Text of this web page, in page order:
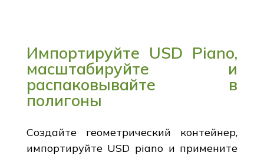
Импортируйте USD Piano,
масштабируйте и
распаковывайте в
полигоны
Создайте геометрический контейнер,
импортируйте USD piano и примените